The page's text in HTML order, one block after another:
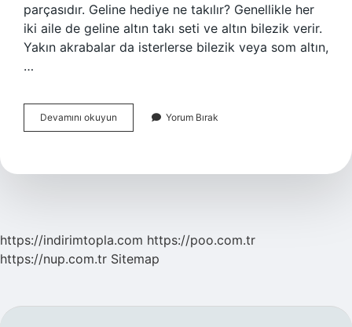
parçasıdır. Geline hediye ne takılır? Genellikle her
iki aile de geline altın takı seti ve altın bilezik verir.
Yakın akrabalar da isterlerse bilezik veya som altın,
…
Devamını okuyun Düğünde
Hediye
Alınır
Yorum Bırak
https://indirimtopla.com https://poo.com.tr
https://nup.com.tr Sitemap